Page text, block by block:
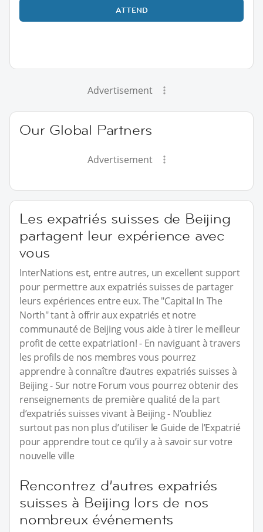
ATTEND
Advertisement
Our Global Partners
Advertisement
Les expatriés suisses de Beijing
partagent leur expérience avec
vous
InterNations est, entre autres, un excellent support
pour permettre aux expatriés suisses de partager
leurs expériences entre eux. The "Capital In The
North" tant à offrir aux expatriés et notre
communauté de Beijing vous aide à tirer le meilleur
profit de cette expatriation! - En naviguant à travers
les profils de nos membres vous pourrez
apprendre à connaître d’autres expatriés suisses à
Beijing - Sur notre Forum vous pourrez obtenir des
renseignements de première qualité de la part
d’expatriés suisses vivant à Beijing - N’oubliez
surtout pas non plus d’utiliser le Guide de l’Expatrié
pour apprendre tout ce qu’il y a à savoir sur votre
nouvelle ville
Rencontrez d’autres expatriés
suisses à Beijing lors de nos
nombreux événements